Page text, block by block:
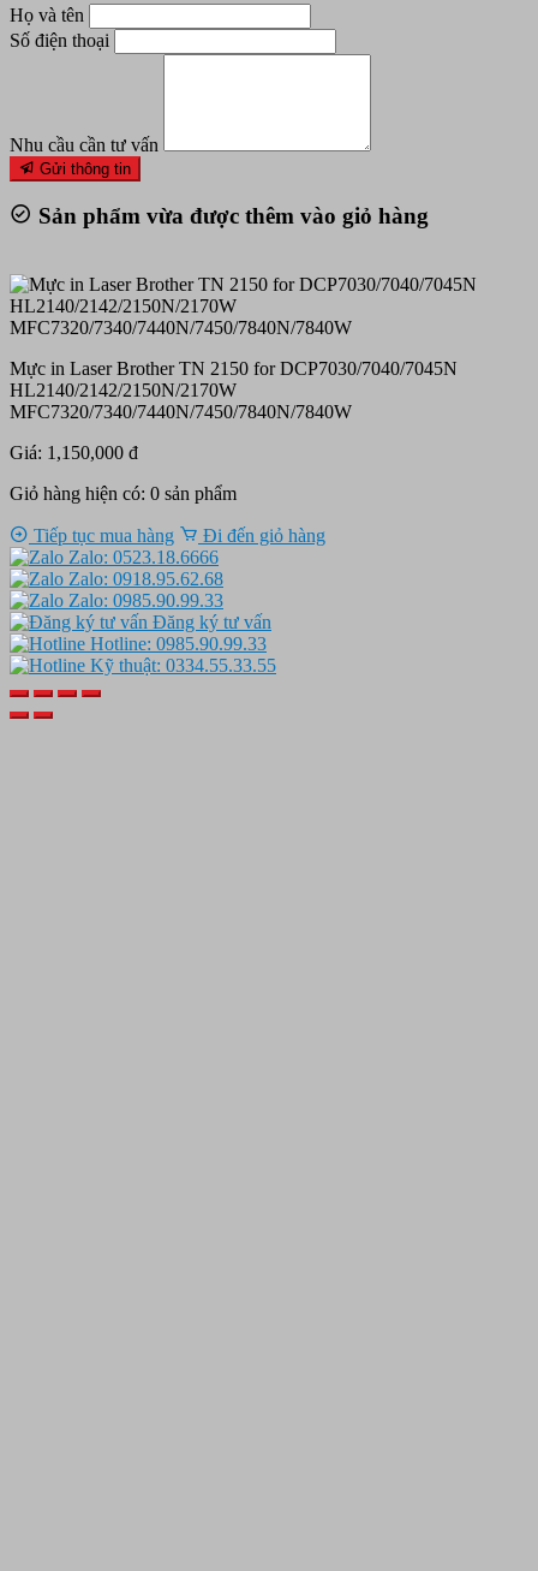
Họ và tên
Số điện thoại
Nhu cầu cần tư vấn
Gửi thông tin
Sản phẩm vừa được thêm vào giỏ hàng
Mực in Laser Brother TN 2150 for DCP7030/7040/7045N
HL2140/2142/2150N/2170W
MFC7320/7340/7440N/7450/7840N/7840W
Giá: 1,150,000 đ
Giỏ hàng hiện có: 0 sản phẩm
Tiếp tục mua hàng
Đi đến giỏ hàng
Zalo: 0523.18.6666
Zalo: 0918.95.62.68
Zalo: 0985.90.99.33
Đăng ký tư vấn
Hotline: 0985.90.99.33
Kỹ thuật: 0334.55.33.55